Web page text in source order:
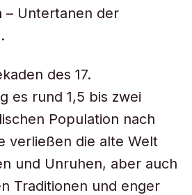
Untertanen der
des 17.
es rund 1,5 bis zwei
Population nach
verließen die alte Welt
und Unruhen, aber auch
Traditionen und enger